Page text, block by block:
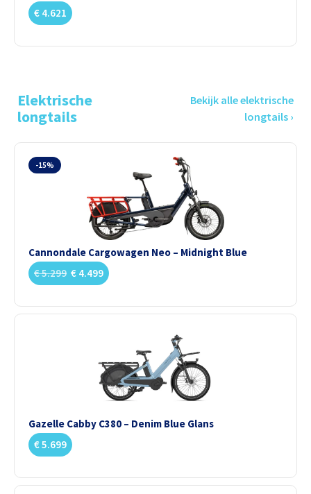
€ 4.621
Elektrische
longtails
Bekijk alle elektrische
longtails ›
-15%
Cannondale Cargowagen Neo – Midnight Blue
€5.299 € 4.499
Gazelle Cabby C380 – Denim Blue Glans
€5.699